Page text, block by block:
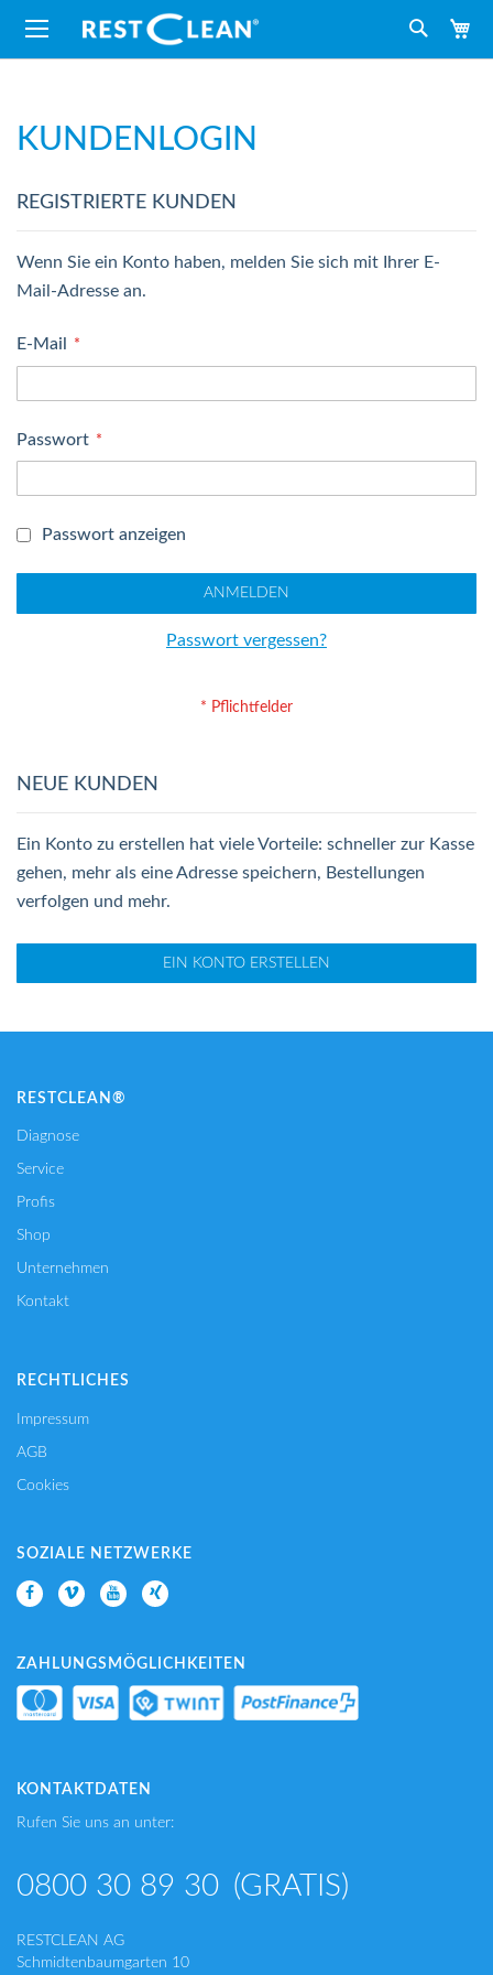
Suche
KUNDENLOGIN
REGISTRIERTE KUNDEN
Wenn Sie ein Konto haben, melden Sie sich mit Ihrer E-
Mail-Adresse an.
E-Mail
Passwort
Passwort anzeigen
ANMELDEN
Passwort vergessen?
NEUE KUNDEN
Ein Konto zu erstellen hat viele Vorteile: schneller zur Kasse
gehen, mehr als eine Adresse speichern, Bestellungen
verfolgen und mehr.
EIN KONTO ERSTELLEN
RESTCLEAN®
Diagnose
Service
Profis
Shop
Unternehmen
Kontakt
RECHTLICHES
Impressum
AGB
Cookies
SOZIALE NETZWERKE
ZAHLUNGSMÖGLICHKEITEN
KONTAKTDATEN
Rufen Sie uns an unter:
0800 30 89 30 (GRATIS)
RESTCLEAN AG
Schmidtenbaumgarten 10